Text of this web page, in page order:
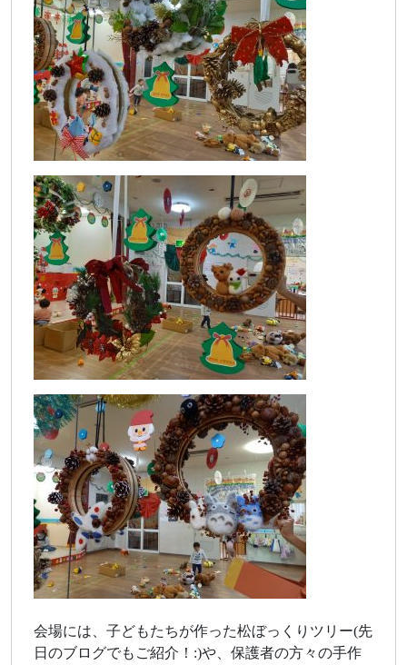
会場には、子どもたちが作った松ぼっくりツリー(先
日のブログでもご紹介！:)や、保護者の方々の手作